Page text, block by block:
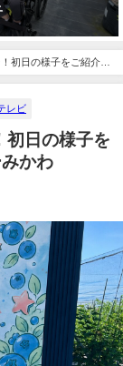
機が登場！
初日の様子をご紹介し
レビ
初日の様子を
かわ